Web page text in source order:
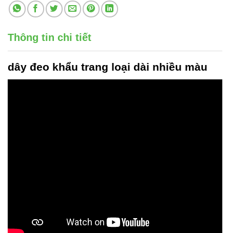
Thông tin chi tiết
dây đeo khẩu trang loại dài nhiều màu